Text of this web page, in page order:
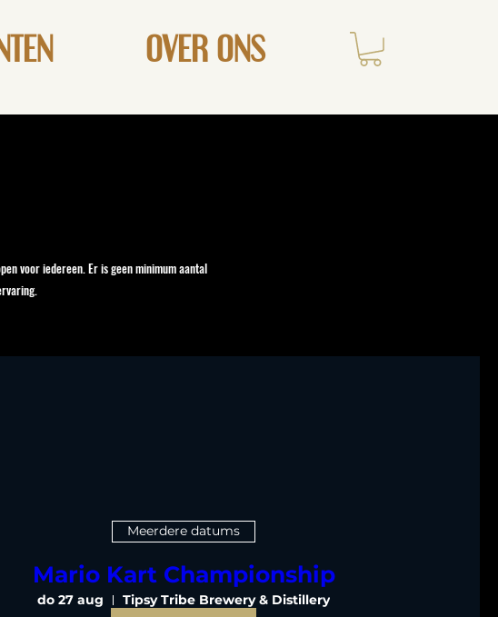
OVER ONS
voor iedereen. Er is geen minimum aantal
Meerdere datums
Mario Kart Championship
do 27 aug
Tipsy Tribe Brewery & Distillery